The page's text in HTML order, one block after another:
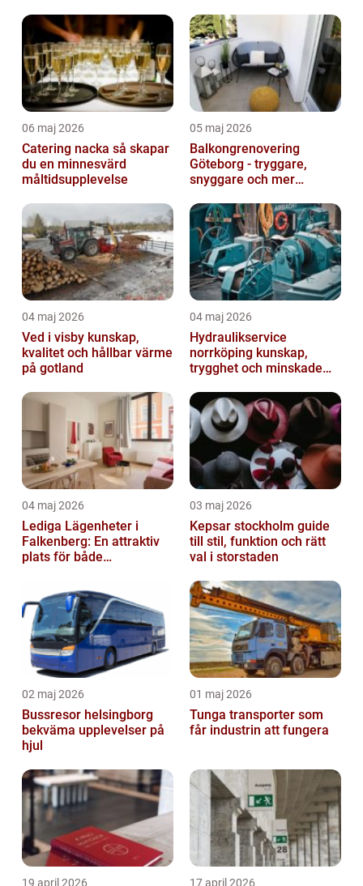
06 maj 2026
Catering nacka så skapar
du en minnesvärd
måltidsupplevelse
05 maj 2026
Balkongrenovering
Göteborg - tryggare,
snyggare och mer
04 maj 2026
Ved i visby kunskap,
kvalitet och hållbar värme
på gotland
04 maj 2026
Hydraulikservice
norrköping kunskap,
trygghet och minskade
04 maj 2026
Lediga Lägenheter i
Falkenberg: En attraktiv
plats för både
semesterfirare
03 maj 2026
Kepsar stockholm guide
till stil, funktion och rätt
val i storstaden
02 maj 2026
Bussresor helsingborg
bekväma upplevelser på
hjul
01 maj 2026
Tunga transporter som
får industrin att fungera
19 april 2026 17 april 2026